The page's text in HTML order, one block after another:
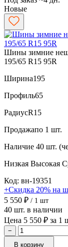
Новые
Шины зимние
195/65 R15 95R
Ширина195
Профиль65
РадиусR15
Продажапо 1 шт.
Наличие 40 шт.
Низкая Высокая
Код: вн-19351
+Скидка 20% на
5 550 ₽ / 1 шт
40 шт. в наличии
Цена 5 550 ₽ за 1
−
В корзину